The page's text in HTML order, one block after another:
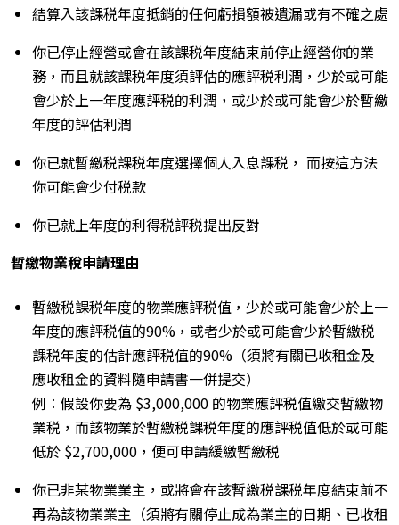
結算入該課税年度抵銷的任何虧損額被遺漏或有不確之處
你已停止經營或會在該課税年度結束前停止經營你的業
務，而且就該課税年度須評估的應評税利潤，少於或可能
會少於上一年度應評税的利潤，或少於或可能會少於暫繳
年度的評估利潤
你已就暫繳税課税年度選擇個人入息課税， 而按這方法
你可能會少付税款
你已就上年度的利得税評税提出反對
暫繳物業稅申請理由
暫繳税課税年度的物業應評税值，少於或可能會少於上一
年度的應評税值的90%，或者少於或可能會少於暫繳税
課税年度的估計應評税值的90%（須將有關已收租金及
應收租金的資料隨申請書一併提交）
例︰假設你要為 $3,000,000 的物業應評税值繳交暫繳物
業税，而該物業於暫繳税課税年度的應評税值低於或可能
低於 $2,700,000，便可申請緩繳暫繳税
你已非某物業業主，或將會在該暫繳税課税年度結束前不
再為該物業業主（須將有關停止成為業主的日期、已收租